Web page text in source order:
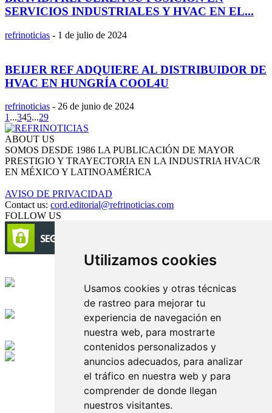
Utilizamos cookies
Usamos cookies y otras técnicas
de rastreo para mejorar tu
experiencia de navegación en
nuestra web, para mostrarte
contenidos personalizados y
anuncios adecuados, para analizar
el tráfico en nuestra web y para
comprender de donde llegan
nuestros visitantes.
SERVICIOS INDUSTRIALES Y HVAC EN EL...
refrinoticias - 1 de julio de 2024
BEIJER REF ADQUIERE AL DISTRIBUIDOR DE
HVAC EN HUNGRÍA COOL4U
refrinoticias - 26 de junio de 2024
1 ...345...29
ABOUT US
SOMOS DESDE 1986 LA PUBLICACIÓN DE MAYOR
PRESTIGIO Y TRAYECTORIA EN LA INDUSTRIA HVAC/R
EN MÉXICO Y LATINOAMÉRICA
AVISO DE PRIVACIDAD
Contact us: cord.editorial@refrinoticias.com
FOLLOW US
Edición digital con tecnología
Playa Revolcadero 222 Col. Reforma Iztaccihuatl Norte C.P. 08810
CIUDAD DE MEXICO
Conmutador CIUDAD DE MEXICO (+52) 555 740 4476, 555 740